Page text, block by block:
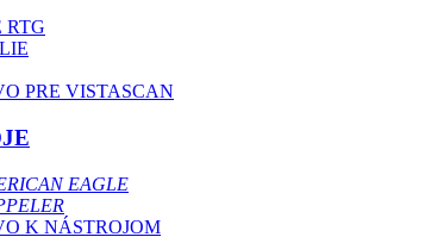
RTG
PRE VISTASCAN
EAGLE
K NÁSTROJOM